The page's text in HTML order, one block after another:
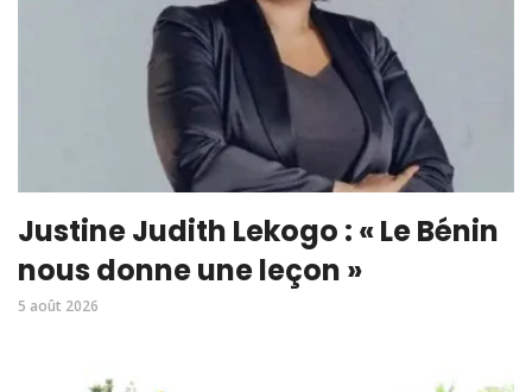
Justine Judith Lekogo : « Le Bénin
nous donne une leçon »
5 août 2026